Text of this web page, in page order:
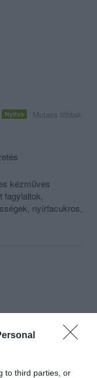
to third parties, or
Nyitva Mutass többet
kézműves
fagylaltok,
nyírfacukros,